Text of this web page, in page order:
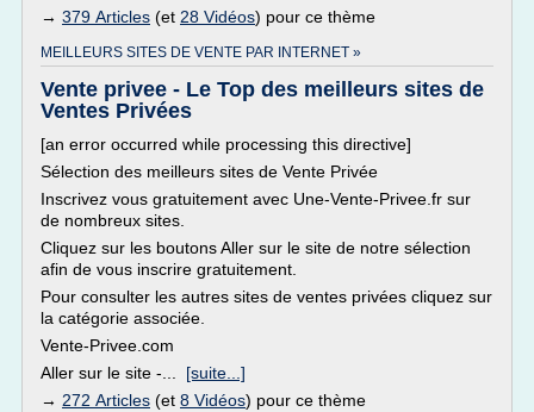
→ 379 Articles (et 28 Vidéos) pour ce thème
MEILLEURS SITES DE VENTE PAR INTERNET »
Vente privee - Le Top des meilleurs sites de
Ventes Privées
[an error occurred while processing this directive]
Sélection des meilleurs sites de Vente Privée
Inscrivez vous gratuitement avec Une-Vente-Privee.fr sur
de nombreux sites.
Cliquez sur les boutons Aller sur le site de notre sélection
afin de vous inscrire gratuitement.
Pour consulter les autres sites de ventes privées cliquez sur
la catégorie associée.
Vente-Privee.com
Aller sur le site -... [suite...]
→ 272 Articles (et 8 Vidéos) pour ce thème